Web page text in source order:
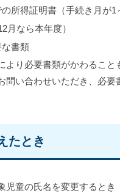
所得証明書（手続き月が1
月なら本年度）
書類
より必要書類がかわること
問い合わせいただき、必要
たとき
児童の氏名を変更すると